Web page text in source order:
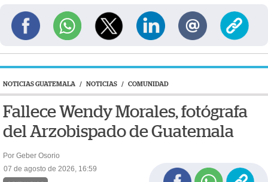
NOTICIAS GUATEMALA / NOTICIAS / COMUNIDAD
Fallece Wendy Morales, fotógrafa
del Arzobispado de Guatemala
Por Geber Osorio
07 de agosto de 2026, 16:59